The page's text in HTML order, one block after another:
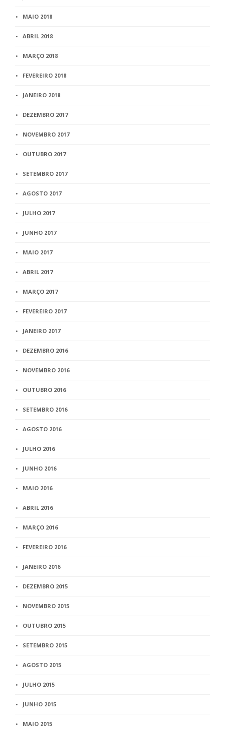
MAIO 2018
ABRIL 2018
MARÇO 2018
FEVEREIRO 2018
JANEIRO 2018
DEZEMBRO 2017
NOVEMBRO 2017
OUTUBRO 2017
SETEMBRO 2017
AGOSTO 2017
JULHO 2017
JUNHO 2017
MAIO 2017
ABRIL 2017
MARÇO 2017
FEVEREIRO 2017
JANEIRO 2017
DEZEMBRO 2016
NOVEMBRO 2016
OUTUBRO 2016
SETEMBRO 2016
AGOSTO 2016
JULHO 2016
JUNHO 2016
MAIO 2016
ABRIL 2016
MARÇO 2016
FEVEREIRO 2016
JANEIRO 2016
DEZEMBRO 2015
NOVEMBRO 2015
OUTUBRO 2015
SETEMBRO 2015
AGOSTO 2015
JULHO 2015
JUNHO 2015
MAIO 2015